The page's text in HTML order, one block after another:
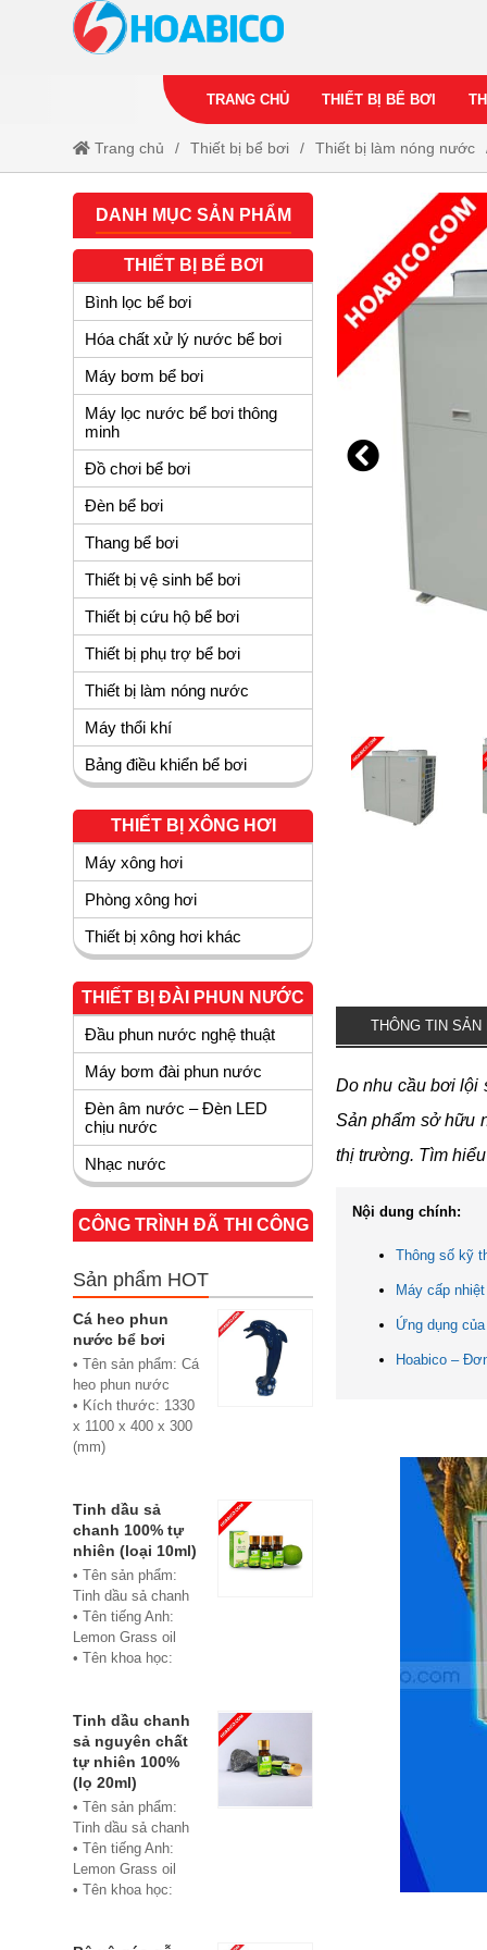
TRANG CHỦ THIẾT BỊ BỂ BƠI
Trang chủ Thiết bị bể bơi Thiết bị làm nóng nước
THÔNG TIN SẢN
Do nhu cầu bơi lội
Sản phẩm sở hữu
thị trường. Tìm
Nội dung chính:
Thông số kỹ
Máy cấp
Ứng dụng
Hoabico –
DANH MỤC SẢN PHẨM
THIẾT BỊ BỂ BƠI
Bình lọc bể bơi
Hóa chất xử lý nước bể bơi
Máy bơm bể bơi
Máy lọc nước bể bơi thông
minh
Đồ chơi bể bơi
Đèn bể bơi
Thang bể bơi
Thiết bị vệ sinh bể bơi
Thiết bị cứu hộ bể bơi
Thiết bị phụ trợ bể bơi
Thiết bị làm nóng nước
Máy thổi khí
Bảng điều khiển bể bơi
THIẾT BỊ XÔNG HƠI
Máy xông hơi
Phòng xông hơi
Thiết bị xông hơi khác
THIẾT BỊ ĐÀI PHUN NƯỚC
Đầu phun nước nghệ thuật
Máy bơm đài phun nước
Đèn âm nước – Đèn LED
chịu nước
Nhạc nước
CÔNG TRÌNH ĐÃ THI CÔNG
Sản phẩm HOT
Cá heo phun
nước bể bơi
• Tên sản phẩm: Cá
heo phun nước
• Kích thước: 1330
x 1100 x 400 x 300
(mm)
Composite
• Phân phối:
Hoabico
Tinh dầu sả
chanh 100% tự
nhiên (loại 10ml)
• Tên sản phẩm:
Tinh dầu sả chanh
• Tên tiếng Anh:
Lemon Grass oil
• Tên khoa học:
• Chủng loại: Thiết
bị xông hơi
• Thành phần chiết
xuất: lá
• Phương pháp
chiết xuất: Chưng
cất hơi nước
• Hình thức: Chất
lỏng
Tinh dầu chanh
sả nguyên chất
tự nhiên 100%
(lọ 20ml)
• Tên sản phẩm:
Tinh dầu sả chanh
• Tên tiếng Anh:
Lemon Grass oil
• Tên khoa học: